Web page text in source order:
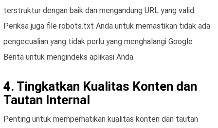
terstruktur dengan baik dan mengandung URL yang valid.
Periksa juga file robots.txt Anda untuk memastikan tidak ada
pengecualian yang tidak perlu yang menghalangi Google
Berita untuk mengindeks aplikasi Anda.
4. Tingkatkan Kualitas Konten dan
Tautan Internal
Penting untuk memperhatikan kualitas konten dan tautan